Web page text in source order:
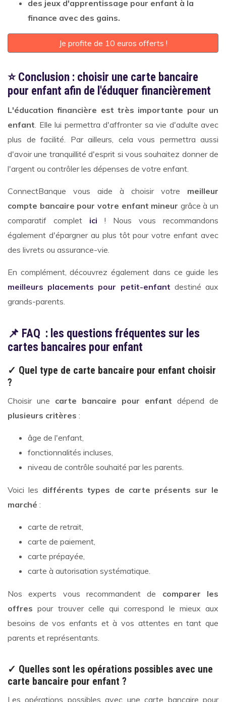
des jeux d'apprentissage pour enfant à la
finance avec des gains.
Je profite de 10 euros offerts !
⭐️ Conclusion : choisir une carte bancaire
pour enfant afin de l'éduquer financièrement
L'éducation financière est très importante pour un
enfant. Elle lui permettra d'affronter sa vie d'adulte avec
plus de facilité. Par ailleurs, cela vous permettra aussi
d'avoir une tranquillité d'esprit si vous souhaitez donner de
l'argent ou contrôler les dépenses de votre enfant.
ConnectBanque vous aide à choisir votre meilleur
compte bancaire pour votre enfant mineur grâce à un
comparatif complet ici ! Nous vous recommandons
également d'épargner au plus tôt pour votre enfant avec
des livrets ou assurance-vie.
En complément, découvrez également dans ce guide les
meilleurs placements pour petit-enfant destiné aux
grands-parents.
📌 FAQ : les questions fréquentes sur les
cartes bancaires pour enfant
✓ Quel type de carte bancaire pour enfant choisir
?
Choisir une carte bancaire pour enfant dépend de
plusieurs critères :
âge de l'enfant,
fonctionnalités incluses,
niveau de contrôle souhaité par les parents.
Voici les différents types de carte présents sur le
marché :
carte de retrait,
carte de paiement,
carte prépayée,
carte à autorisation systématique.
Nos experts vous recommandent de comparer les
offrespour trouver celle qui correspond le mieux aux
besoins de vos enfants et à vos attentes en tant que
parents et représentants.
✓ Quelles sont les opérations possibles avec une
carte bancaire pour enfant ?
Les opérations possibles avec une carte bancaire pour